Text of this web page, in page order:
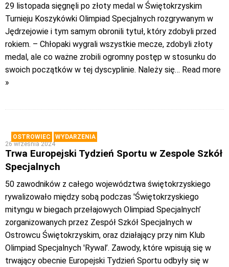
29 listopada sięgnęli po złoty medal w Świętokrzyskim
Turnieju Koszykówki Olimpiad Specjalnych rozgrywanym w
Jędrzejowie i tym samym obronili tytuł, który zdobyli przed
rokiem. – Chłopaki wygrali wszystkie mecze, zdobyli złoty
medal, ale co ważne zrobili ogromny postęp w stosunku do
swoich początków w tej dyscyplinie. Należy się… Read more
»
OSTROWIEC
WYDARZENIA
26 września 2024
Trwa Europejski Tydzień Sportu w Zespole Szkół
Specjalnych
50 zawodników z całego województwa świętokrzyskiego
rywalizowało między sobą podczas 'Świętokrzyskiego
mityngu w biegach przełajowych Olimpiad Specjalnych’
zorganizowanych przez Zespół Szkół Specjalnych w
Ostrowcu Świętokrzyskim, oraz działający przy nim Klub
Olimpiad Specjalnych 'Rywal’. Zawody, które wpisują się w
trwający obecnie Europejski Tydzień Sportu odbyły się w